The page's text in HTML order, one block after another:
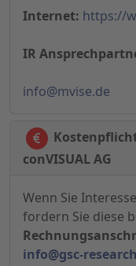
Internet: https://
IR
info@mvise.de
conVISUAL AG
Wenn Sie
fordern Sie diese
info@gsc-